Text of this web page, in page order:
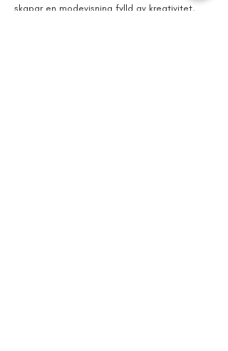
skapar en modevisning fylld av kreativitet,